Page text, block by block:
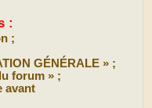
:
;
GÉNÉRALE » ;
forum » ;
avant